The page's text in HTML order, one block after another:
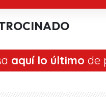
aquí lo último de